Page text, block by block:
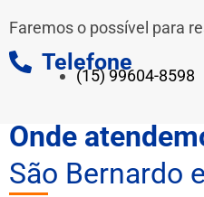
Faremos o possível para
Telefone
(15) 99604-8598
Onde
São Bernardo